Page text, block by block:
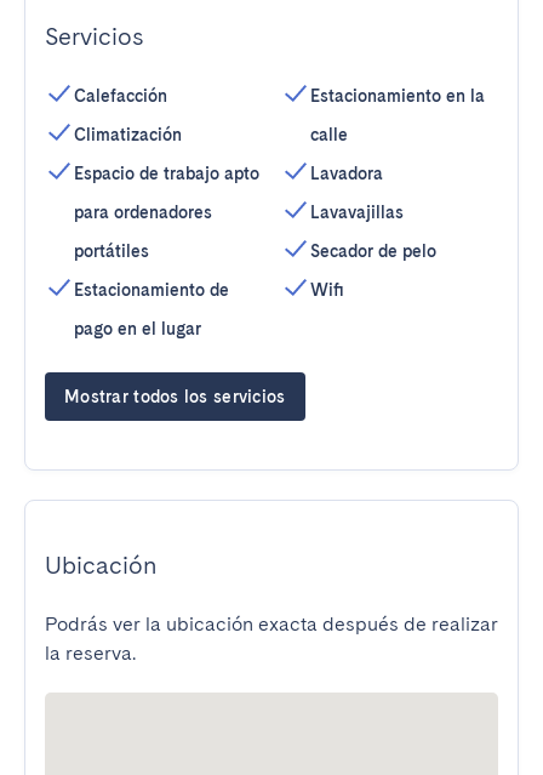
Servicios
Calefacción
Climatización
Espacio de trabajo apto
para ordenadores
portátiles
Estacionamiento de
pago en el lugar
Estacionamiento en la
calle
Lavadora
Lavavajillas
Secador de pelo
Wifi
Mostrar todos los servicios
Ubicación
Podrás ver la ubicación exacta después de realizar
la reserva.